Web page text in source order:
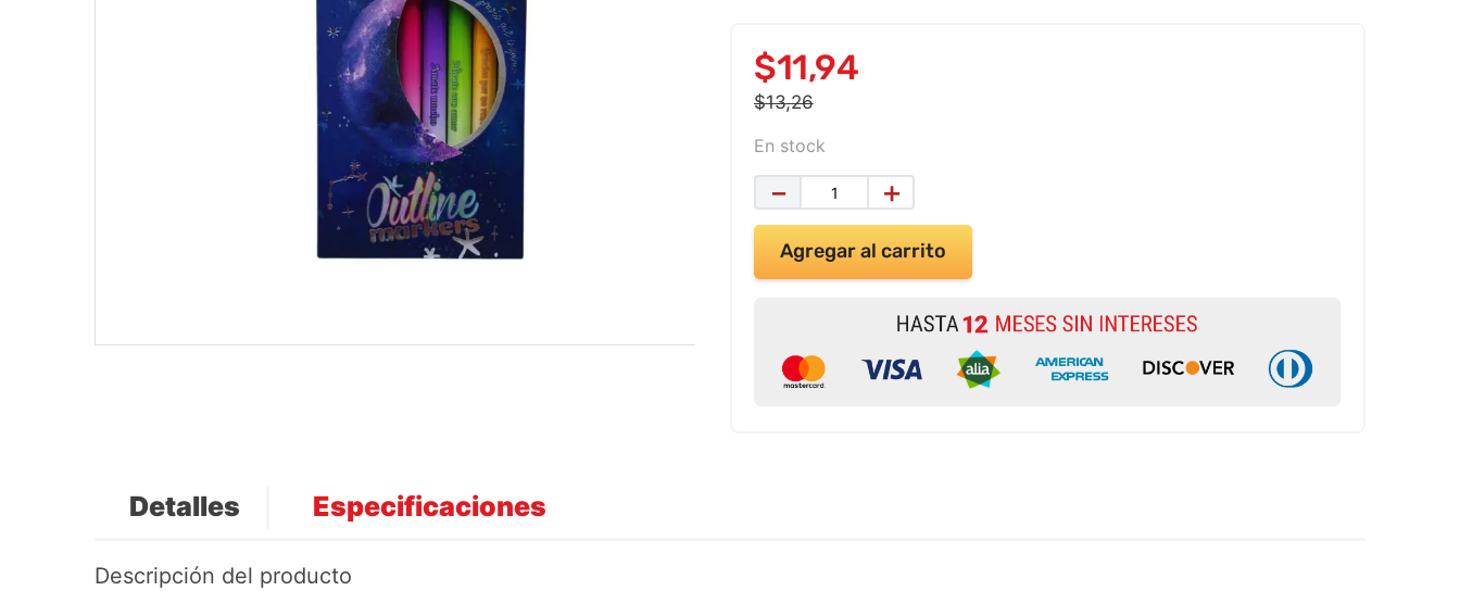
$11,94
$13,26
En stock
＋
－
Agregar al carrito
Detalles Especificaciones
Descripción del producto